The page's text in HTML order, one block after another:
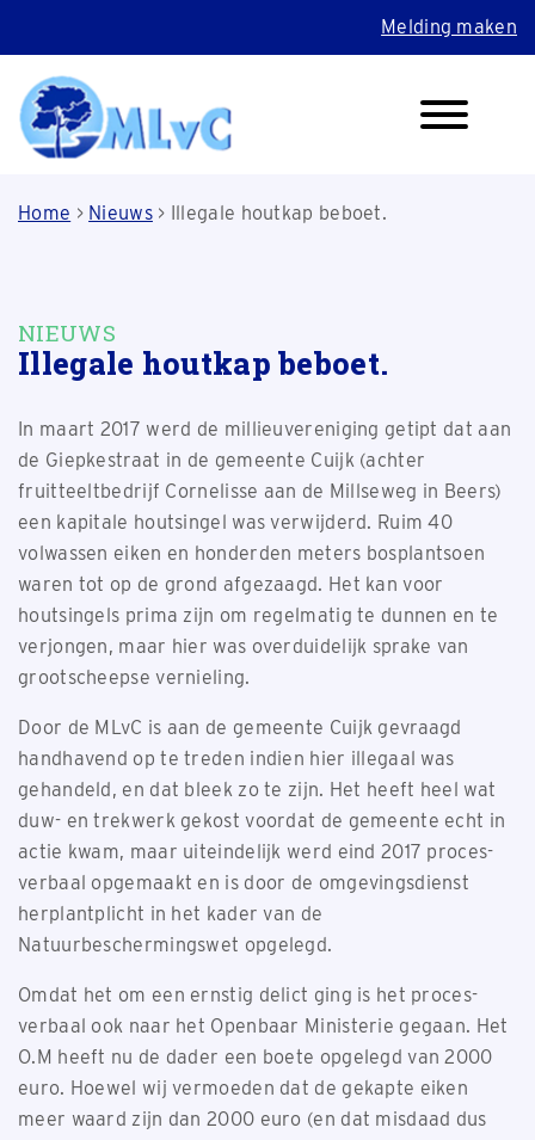
Melding maken
Home > Nieuws> Illegale houtkap beboet.
NIEUWS
Illegale houtkap beboet.
In maart 2017 werd de millieuvereniging getipt dat aan
de Giepkestraat in de gemeente Cuijk (achter
fruitteeltbedrijf Cornelisse aan de Millseweg in Beers)
een kapitale houtsingel was verwijderd. Ruim 40
volwassen eiken en honderden meters bosplantsoen
waren tot op de grond afgezaagd. Het kan voor
houtsingels prima zijn om regelmatig te dunnen en te
verjongen, maar hier was overduidelijk sprake van
grootscheepse vernieling.
Door de MLvC is aan de gemeente Cuijk gevraagd
handhavend op te treden indien hier illegaal was
gehandeld, en dat bleek zo te zijn. Het heeft heel wat
duw- en trekwerk gekost voordat de gemeente echt in
actie kwam, maar uiteindelijk werd eind 2017 proces-
verbaal opgemaakt en is door de omgevingsdienst
herplantplicht in het kader van de
Natuurbeschermingswet opgelegd.
Omdat het om een ernstig delict ging is het proces-
verbaal ook naar het Openbaar Ministerie gegaan. Het
O.M heeft nu de dader een boete opgelegd van 2000
euro. Hoewel wij vermoeden dat de gekapte eiken
meer waard zijn dan 2000 euro (en dat misdaad dus